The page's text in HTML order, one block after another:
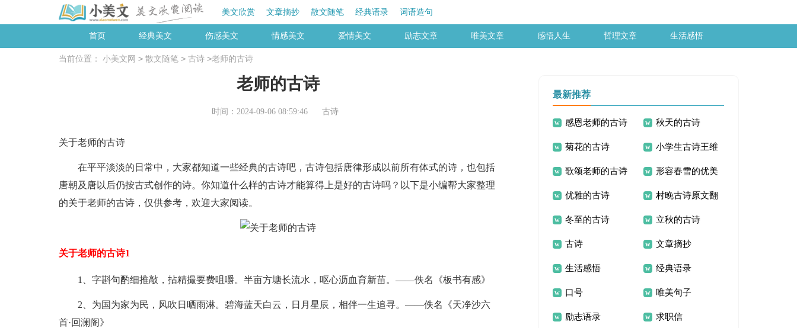
美文欣赏 文章摘抄 散文随笔 经典语录 词语造句
首页 经典美文 伤感美文 情感美文 爱情美文 励志文章 唯美文章 感悟人生 哲理文章 生活感悟
当前位置： 小美文网 > 散文随笔 > 古诗 >老师的古诗
老师的古诗
时间：2024-09-06 08:59:46 古诗
关于老师的古诗
在平平淡淡的日常中，大家都知道一些经典的古诗吧，古诗包括唐律形成以前所有体式的诗，也包括
唐朝及唐以后仍按古式创作的诗。你知道什么样的古诗才能算得上是好的古诗吗？以下是小编帮大家整理
的关于老师的古诗，仅供参考，欢迎大家阅读。
关于老师的古诗1
1、字斟句酌细推敲，拈精撮要费咀嚼。半亩方塘长流水，呕心沥血育新苗。——佚名《板书有感》
2、为国为家为民，风吹日晒雨淋。碧海蓝天白云，日月星辰，相伴一生追寻。——佚名《天净沙六
首·回澜阁》
最新推荐
感恩老师的古诗 秋天的古诗
菊花的古诗 小学生古诗王维
歌颂老师的古诗
词
形容春雪的优美
古诗
优雅的古诗 村晚古诗原文翻
译赏析
冬至的古诗 立秋的古诗
古诗 文章摘抄
生活感悟 经典语录
口号 唯美句子
励志语录 求职信